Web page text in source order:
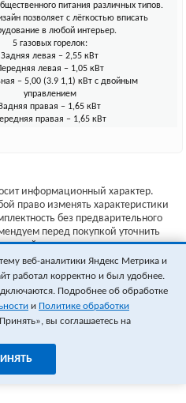
питания различных типов.
позволяет с лёгкостью вписать
в любой интерьер.
5 газовых горелок:
Задняя левая – 2,55 кВт
левая – 1,05 кВт
– 5,00 (3.9 1,1) кВт с двойным
управлением
правая – 1,65 кВт
правая – 1,65 кВт
информационный характер.
право изменять характеристики
без предварительного
перед покупкой уточнить
на сайте производителя.
офертой (ст.435 ГК РФ).
уточняйте у менеджера.
веб-аналитики Яндекс Метрика и
работал корректно и был удобнее.
Подробнее об обработке
и Политике обработки
вы соглашаетесь на